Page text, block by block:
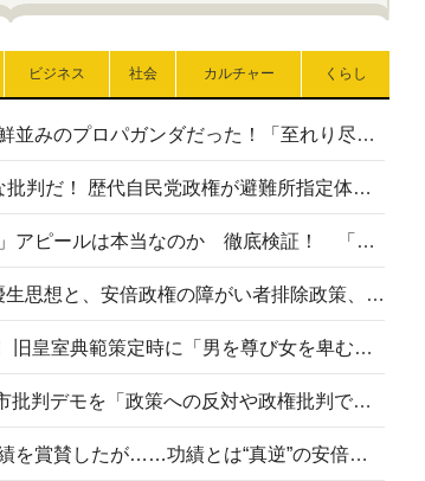
ビジネス 社会 カルチャー くらし
高市首相の熊本地震避難所視察は北朝鮮並みのプロパガンダだった！「至れり尽くせり」の選ばれた避難所の一方で実態は…
〈#ミサイルよりクーラーを〉は正当な批判だ！ 歴代自民党政権が避難所指定体育館へのエアコン設置を遅らせてきた客観的事実
高市首相の「休んでない」「寝てない」アピールは本当なのか 徹底検証！ 「資料読み込み」「アイロンがけ」も矛盾だらけ…
相模原事件から10年──植松死刑囚の優生思想と、安倍政権の障がい者排除政策、右派勢力の差別主義との関係を改めて問う
“男系男子の皇位継承”は明治期の創作！ 旧皇室典範策定時に「男を尊び女を卑むの慣習、人民の脳髄」とトンデモ論で女性天皇を否定
山里亮太が『DayDay.』で国会前の高市批判デモを「政策への反対や政権批判でない」と捻じ曲げ解説 デモ参加者から批判殺到
安倍晋三元首相の命日で高市首相は功績を賞賛したが……功績とは“真逆”の安倍元首相のトンデモ発言を振り返る